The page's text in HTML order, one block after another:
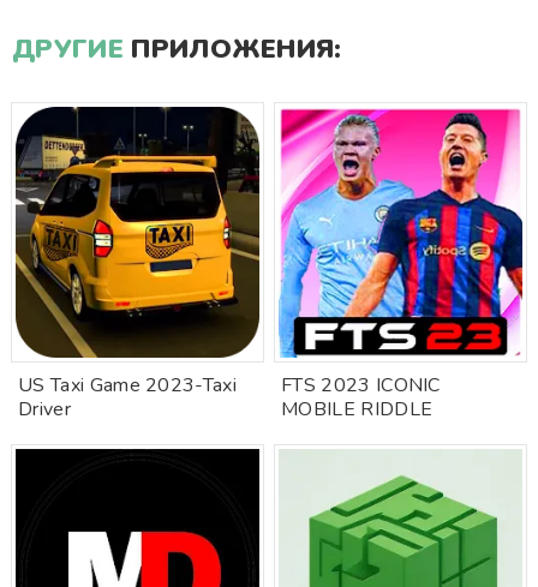
ДРУГИЕ ПРИЛОЖЕНИЯ:
US Taxi Game 2023-Taxi
Driver
FTS 2023 ICONIC
MOBILE RIDDLE